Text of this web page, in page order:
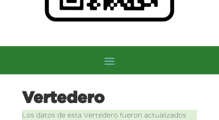
Vertedero
Los datos de esta Vertedero fueron actualizados